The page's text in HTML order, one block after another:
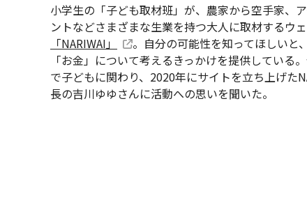
小学生の「子ども取材班」が、農家から空手家、
ントなどさまざまな生業を持つ大人に取材するウ
「NARIWAI」
。自分の可能性を知ってほしいと
「お金」について考えるきっかけを提供している
で子どもに関わり、2020年にサイトを立ち上げた
長の吉川ゆゆさんに活動への思いを聞いた。